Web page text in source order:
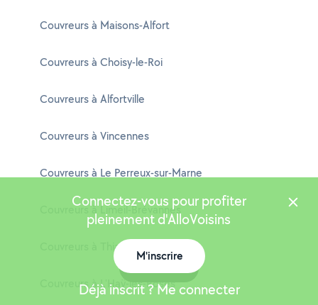
Couvreurs à Maisons-Alfort
Couvreurs à Choisy-le-Roi
Couvreurs à Alfortville
Couvreurs à Vincennes
Couvreurs à Le Perreux-sur-Marne
Couvreurs à Limeil-Brévannes
Couvreurs à Thiais
Couvreurs à L'Haÿ-les-Roses
Connectez-vous pour profiter
pleinement d'AlloVoisins
M'inscrire
Déjà inscrit ? Me connecter